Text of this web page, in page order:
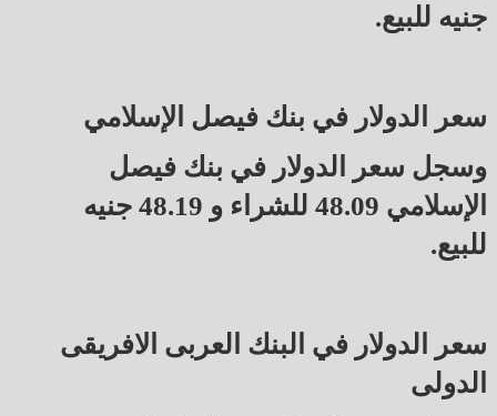
جنيه للبيع.
سعر الدولار في بنك فيصل الإسلامي
وسجل سعر الدولار في بنك فيصل
الإسلامي 48.09 للشراء و 48.19 جنيه
للبيع.
سعر الدولار في البنك العربى الافريقى
الدولى